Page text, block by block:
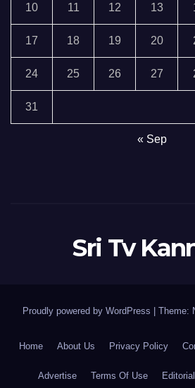
10 11 12 13
17 18 19 20
24 25 26 27
31
« Sep
Sri Tv
Proudly powered by WordPress Theme:
Home About Us Privacy Policy
Advertise Terms Of Use